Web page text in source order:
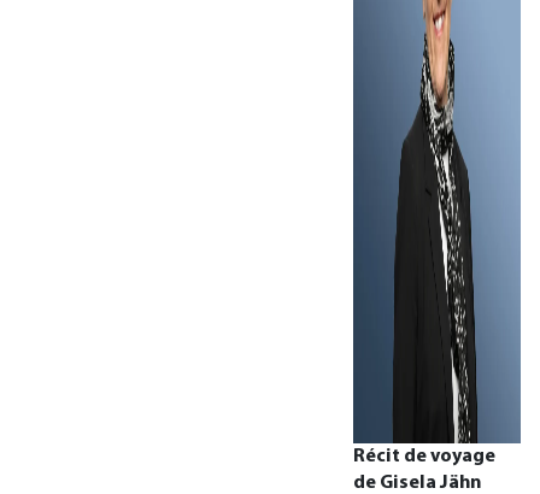
Récit de voyage
de Gisela Jähn